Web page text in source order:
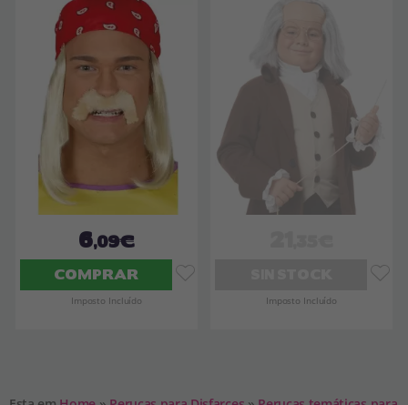
6,09€
COMPRAR
Imposto Incluído Imposto Incluído